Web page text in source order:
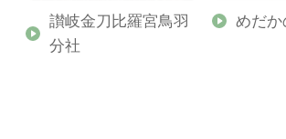
讃岐金刀比羅宮鳥羽
分社
めだか